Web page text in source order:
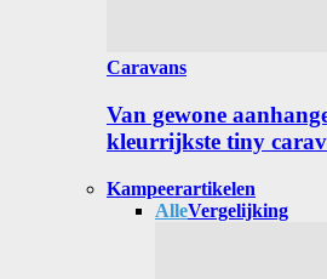
Caravans
Van gewone
kleurrijkste tiny
Kampeerartikelen
AlleVergelijking